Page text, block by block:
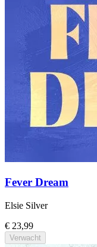
Fever Dream
Elsie Silver
€ 23,99
Verwacht